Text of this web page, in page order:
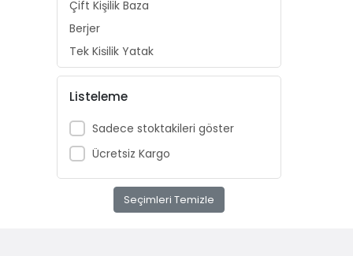
Çift Kişilik Baza
Berjer
Tek Kişilik Yatak
Elektrikli Ev Aletleri
AVİZE
ÇERÇEVE
PASPAS
Bahçe Takımı
saklama kabı
Listeleme
Sadece stoktakileri göster
Ücretsiz Kargo
Seçimleri Temizle